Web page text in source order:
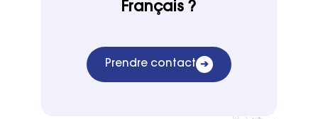
Français ?
Prendre contact ➔